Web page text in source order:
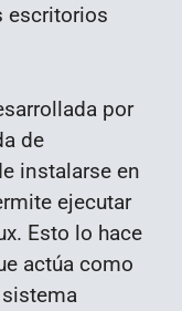
escritorios
por
de
instalarse en
ejecutar
Esto lo hace
actúa como